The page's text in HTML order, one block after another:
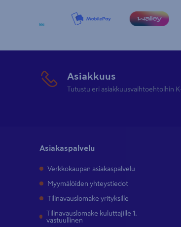
Asiakkuus
Tutustu eri asiakkuusvaihtoehtoihin
Asiakaspalvelu
Verkkokaupan asiakaspalvelu
Myymälöiden yhteystiedot
Tilinavauslomake yrityksille
Tilinavauslomake kuluttajille 1.
vastuullinen